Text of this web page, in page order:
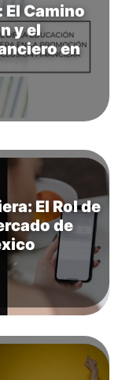
Camino
y el
en
El Rol de
de